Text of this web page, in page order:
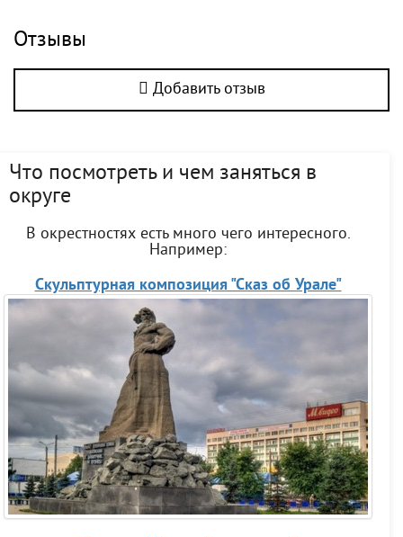
Отзывы
Добавить отзыв
Что посмотреть и чем заняться в
округе
В окрестностях есть много чего интересного.
Например:
Скульптурная композиция "Сказ об Урале"